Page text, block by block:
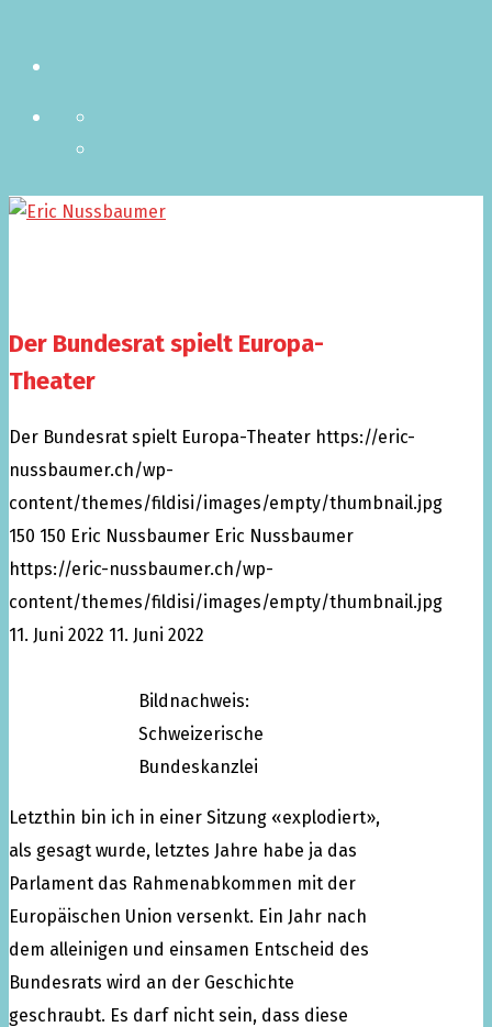
Der Bundesrat spielt Europa-
Theater
Der Bundesrat spielt Europa-Theater https://eric-
nussbaumer.ch/wp-
content/themes/fildisi/images/empty/thumbnail.jpg
150 150 Eric Nussbaumer Eric Nussbaumer
https://eric-nussbaumer.ch/wp-
content/themes/fildisi/images/empty/thumbnail.jpg
11. Juni 2022 11. Juni 2022
Bildnachweis:
Schweizerische
Bundeskanzlei
Letzthin bin ich in einer Sitzung «explodiert»,
als gesagt wurde, letztes Jahre habe ja das
Parlament das Rahmenabkommen mit der
Europäischen Union versenkt. Ein Jahr nach
dem alleinigen und einsamen Entscheid des
Bundesrats wird an der Geschichte
geschraubt. Es darf nicht sein, dass diese